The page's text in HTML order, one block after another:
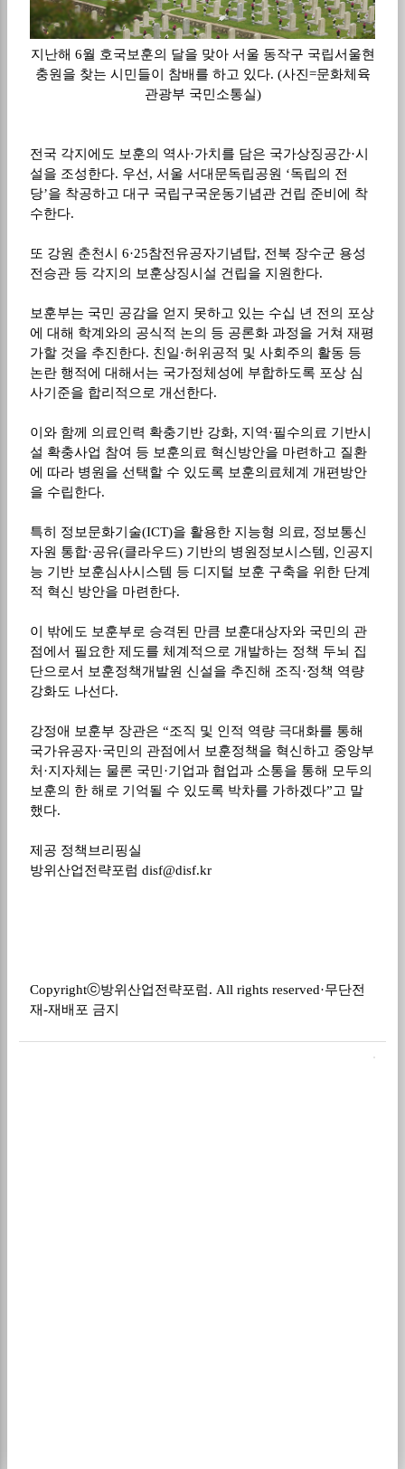
지난해 6월 호국보훈의 달을 맞아 서울 동작구 국립서울현
충원을 찾는 시민들이 참배를 하고 있다. (사진 =문화체육
관광부 국민소통실)
전국 각지에도 보훈의 역사·가치를 담은 국가상징공간·시
설을 조성한다. 우선 , 서울 서대문독립공원 ‘독립의 전
당’을 착공하고 대구 국립구국운동기념관 건립 준비에 착
수한다.
또 강원 춘천시 6·25참전유공자기념탑, 전북 장수군 용성
전승관 등 각지의 보훈상징시설 건립을 지원한다.
보훈부는 국민 공감을 얻지 못하고 있는 수십 년 전의 포상
에 대해 학계와의 공식적 논의 등 공론화 과정을 거쳐 재평
가할 것을 추진한다. 친일·허위공적 및 사회주의 활동 등
논란 행적에 대해서는 국가정체성에 부합하도록 포상 심
사기준을 합리적으로 개선한다.
이와 함께 의료인력 확충기반 강화, 지역·필수의료 기반시
설 확충사업 참여 등 보훈의료 혁신방안을 마련하고 질환
에 따라 병원을 선택할 수 있도록 보훈의료체계 개편방안
을 수립한다.
특히 정보문화기술(ICT)을 활용한 지능형 의료, 정보통신
자원 통합·공유(클라우드) 기반의 병원정보시스템, 인공지
능 기반 보훈심사시스템 등 디지털 보훈 구축을 위한 단계
적 혁신 방안을 마련한다.
이 밖에도 보훈부로 승격된 만큼 보훈대상자와 국민의 관
점에서 필요한 제도를 체계적으로 개발하는 정책 두뇌 집
단으로서 보훈정책개발원 신설을 추진해 조직·정책 역량
강화도 나선다.
강정애 보훈부 장관은 “조직 및 인적 역량 극대화를 통해
국가유공자·국민의 관점에서 보훈정책을 혁신하고 중앙부
처 ·지자체는 물론 국민 ·기업과 협업과 소통을 통해 모두의
보훈의 한 해로 기억될 수 있도록 박차를 가하겠다”고 말
했다.
제공 정책브리핑실
방위산업전략포럼 disf@disf.kr
Copyrightⓒ방위산업전략포럼. All rights reserved·무단전
재-재배포 금지